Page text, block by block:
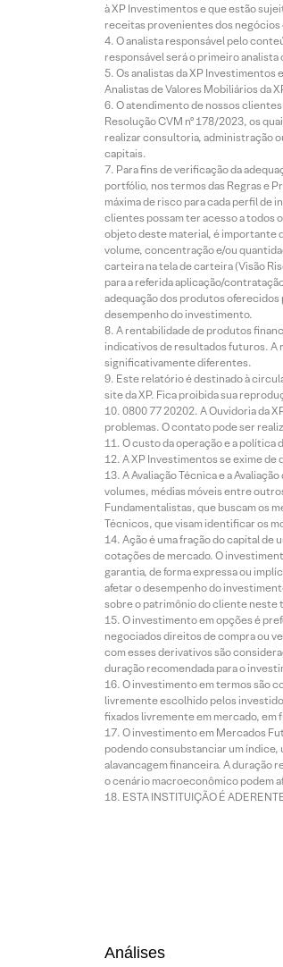
à XP Investimentos e que estão
receitas provenientes dos negócios
O analista responsável pelo
responsável será o primeiro
Os analistas da XP Investimentos
Analistas de Valores Mobiliários da
O atendimento de nossos
Resolução CVM nº 178/2023, os
realizar consultoria, administração
capitais.
Para fins de verificação da
portfólio, nos termos das Regras e
máxima de risco para cada perfil de
clientes possam ter acesso a todos
objeto deste material, é importante
volume, concentração e/ou
carteira na tela de carteira (Visão
para a referida aplicação/
adequação dos produtos oferecidos
desempenho do investimento.
A rentabilidade de produtos
indicativos de resultados futuros. A
significativamente diferentes.
Este relatório é destinado à
site da XP. Fica proibida sua
0800 77 20202. A Ouvidoria da
problemas. O contato pode ser
O custo da operação e a política
A XP Investimentos se exime
A Avaliação Técnica e a
volumes, médias móveis entre
Fundamentalistas, que buscam os
Técnicos, que visam identificar os
Ação é uma fração do capital de
cotações de mercado. O
garantia, de forma expressa ou
afetar o desempenho do
sobre o patrimônio do cliente neste
O investimento em opções é
negociados direitos de compra ou
com esses derivativos são
duração recomendada para o
O investimento em termos são
livremente escolhido pelos
fixados livremente em mercado, em
O investimento em Mercados
podendo consubstanciar um índice,
alavancagem financeira. A duração
o cenário macroeconômico podem
ESTA INSTITUIÇÃO É
Análises